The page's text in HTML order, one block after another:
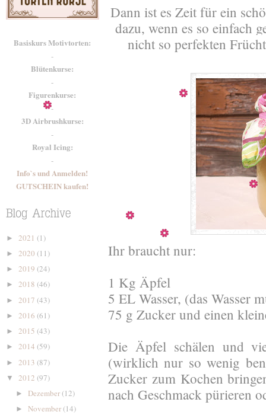
Basiskurs Motivtorten:
-
Blütenkurse:
-
Figurenkurse:
-
3D Airbrushkurse:
-
Royal Icing:
-
Info`s und Anmelden!
GUTSCHEIN kaufen!
► 2021 (1)
► 2020 (11)
► 2019 (24)
► 2018 (46)
► 2017 (43)
► 2016 (61)
► 2015 (43)
► 2014 (59)
► 2013 (87)
▼ 2012 (97)
► Dezember(12)
► November(14)
Dann ist es Zeit für ein
dazu, wenn es so einfach
nicht so perfekten
Ihr braucht nur:
1 Kg Äpfel
5 EL Wasser, (das Wasser
75 g Zucker und einen
Die Äpfel schälen und
(wirklich nur so wenig
Zucker zum Kochen
nach Geschmack pürieren